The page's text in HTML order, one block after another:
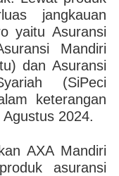
jangkauan
yaitu Asuransi
Mandiri
dan Asuransi
(SiPeci
keterangan
2024.
AXA Mandiri
asuransi